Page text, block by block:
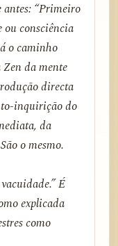
antes: “Primeiro
consciência
o caminho
da mente
directa
inquirição do
da
o mesmo.
É
explicada
como